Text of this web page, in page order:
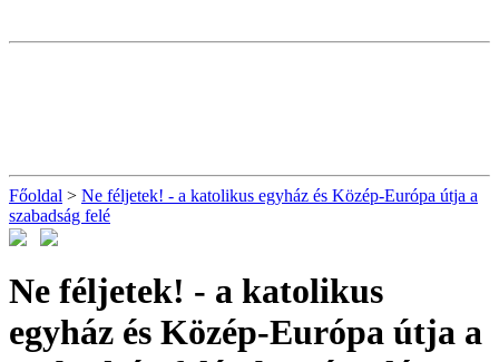
Főoldal > Ne féljetek! - a katolikus egyház és Közép-Európa útja a
szabadság felé
Ne féljetek! - a katolikus
egyház és Közép-Európa útja a